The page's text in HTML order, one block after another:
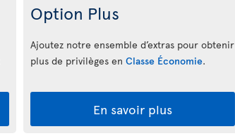
Option Plus
Ajoutez notre ensemble d’extras pour obtenir
plus de privilèges en Classe Économie.
En savoir plus